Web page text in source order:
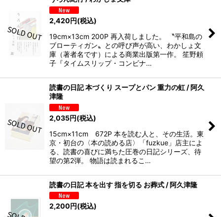
2,420円(税込)
19cm×13cm 200P 再入荷しました。 〝平和島の
ブローティガン〟との呼び声が高い、わかしょ文
庫（著者名です）による商業出版第一作。 笙野頼
子『タイムスリップ・コンビナ…
読書の日記 本づくり スープとパン 重力の虹 / 阿久
津隆
2,035円(税込)
15cm×11cm 672P 本を読む人と、その生活。東
京・初台の〈本の読める店〉「fuzkue」店主によ
る、読書の喜びに満ちた圧巻の日記シリーズ、待
望の第2弾。 物語は読まれるこ…
読書の日記 本を出す 指を切る お葬式 / 阿久津隆
2,200円(税込)